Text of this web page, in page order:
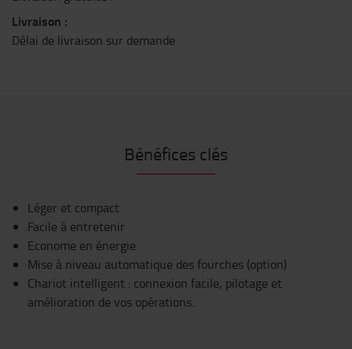
Livraison :
Délai de livraison sur demande
Bénéfices clés
Léger et compact
Facile à entretenir
Econome en énergie
Mise à niveau automatique des fourches (option)
Chariot intelligent : connexion facile, pilotage et
amélioration de vos opérations.